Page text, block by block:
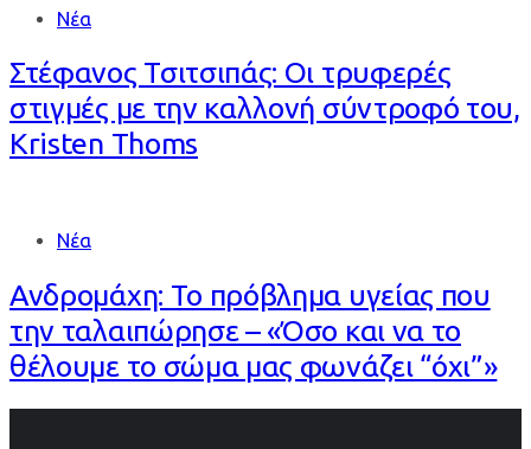
Νέα
Στέφανος Τσιτσιπάς: Οι τρυφερές
στιγμές με την καλλονή σύντροφό του,
Kristen Thoms
Νέα
Ανδρομάχη: Το πρόβλημα υγείας που
την ταλαιπώρησε – «Όσο και να το
θέλουμε το σώμα μας φωνάζει “όχι”»